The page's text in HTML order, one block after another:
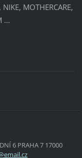
MOTHERCARE,
...
6PRAHA 717000
cz